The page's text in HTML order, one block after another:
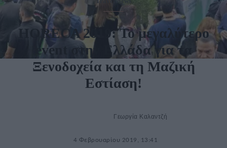
HORECA 2019: Το μεγαλύτερο
event στην Ελλάδα για τα
Ξενοδοχεία και τη Μαζική
Εστίαση!
Γεωργία Καλαντζή
4 Φεβρουαρίου 2019, 13:41